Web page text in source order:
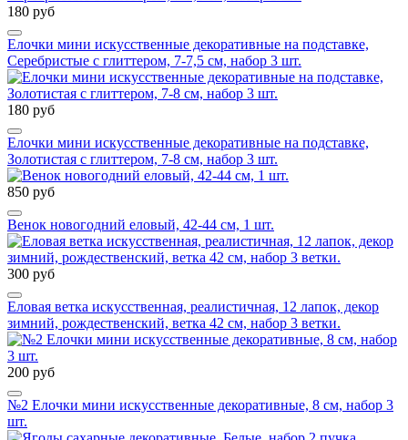
180 руб
Елочки мини искусственные декоративные на подставке,
Серебристые с глиттером, 7-7,5 см, набор 3 шт.
180 руб
Елочки мини искусственные декоративные на подставке,
Золотистая с глиттером, 7-8 см, набор 3 шт.
850 руб
Венок новогодний еловый, 42-44 см, 1 шт.
300 руб
Еловая ветка искусственная, реалистичная, 12 лапок, декор
зимний, рождественский, ветка 42 см, набор 3 ветки.
200 руб
№2 Елочки мини искусственные декоративные, 8 см, набор 3
шт.